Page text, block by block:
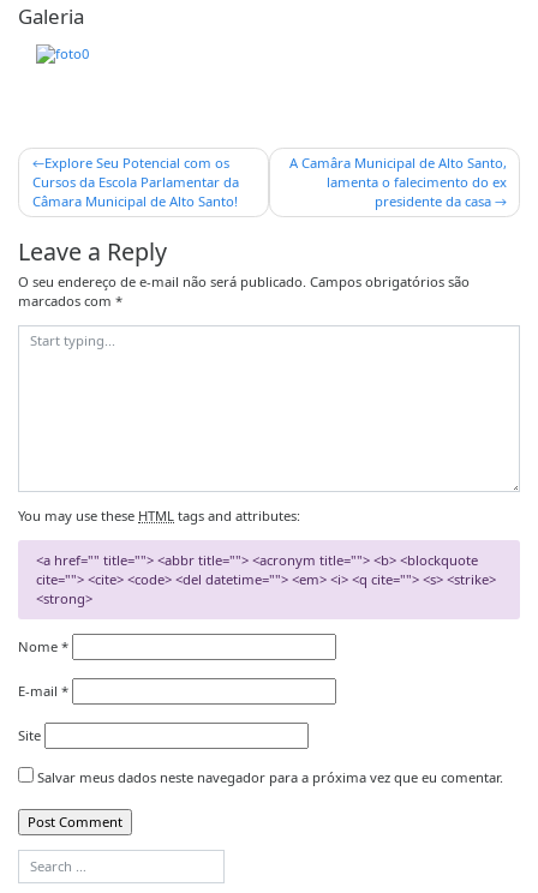
Galeria
Explore Seu Potencial com os
Cursos da Escola Parlamentar da
Câmara Municipal de Alto Santo!
A Camâra Municipal de Alto Santo,
lamenta o falecimento do ex
presidente da casa
Leave a Reply
O seu endereço de e-mail não será publicado. Campos obrigatórios são
marcados com *
You may use these HTML tags and attributes:
<a href="" title=""> <abbr title=""> <acronym title=""> <b> <blockquote
cite=""> <cite> <code> <del datetime=""> <em> <i> <q cite=""> <s> <strike>
<strong>
Nome *
E-mail *
Site
Salvar meus dados neste navegador para a próxima vez que eu comentar.